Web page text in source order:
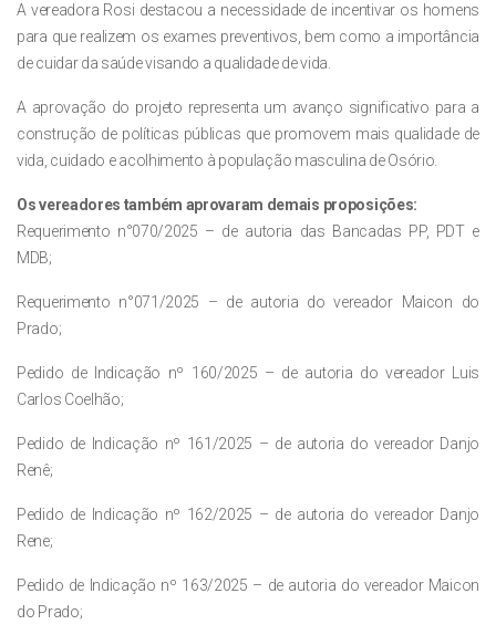
A vereadora Rosi destacou a necessidade de incentivar os homens
para que realizem os exames preventivos, bem como a importância
de cuidar da saúde visando a qualidade de vida.
A aprovação do projeto representa um avanço significativo para a
construção de políticas públicas que promovem mais qualidade de
vida, cuidado e acolhimento à população masculina de Osório.
Os vereadores também aprovaram demais proposições:
Requerimento n°070/2025 – de autoria das Bancadas PP, PDT e
MDB;
Requerimento n°071/2025 – de autoria do vereador Maicon do
Prado;
Pedido de Indicação nº 160/2025 – de autoria do vereador Luis
Carlos Coelhão;
Pedido de Indicação nº 161/2025 – de autoria do vereador Danjo
Renê;
Pedido de Indicação nº 162/2025 – de autoria do vereador Danjo
Rene;
Pedido de Indicação nº 163/2025 – de autoria do vereador Maicon
do Prado;